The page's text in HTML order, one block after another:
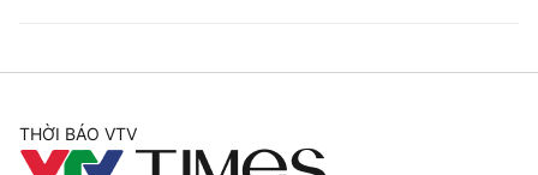
THỜI BÁO VTV